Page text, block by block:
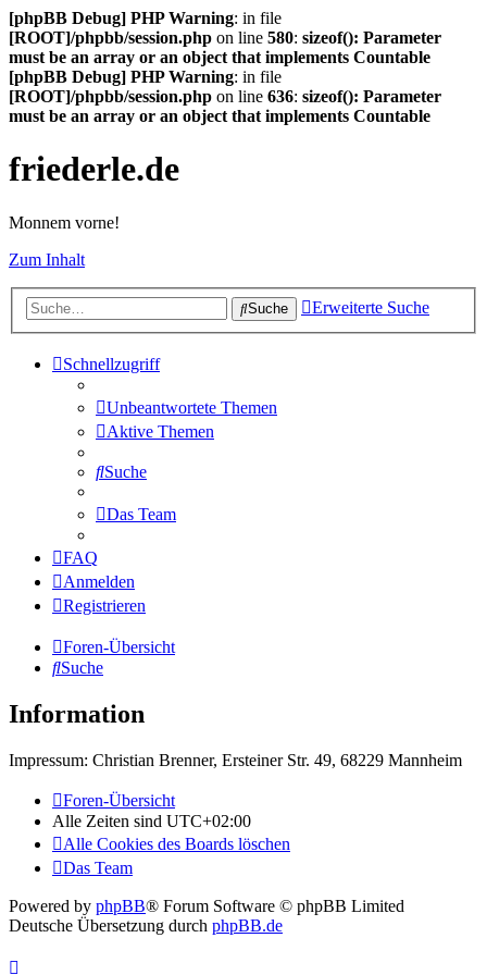
[phpBB Debug] PHP Warning: in file
[ROOT]/phpbb/session.php on line 580: sizeof(): Parameter
must be an array or an object that implements Countable
[phpBB Debug] PHP Warning: in file
[ROOT]/phpbb/session.php on line 636: sizeof(): Parameter
must be an array or an object that implements Countable
friederle.de
Monnem vorne!
Zum Inhalt
Suche Erweiterte Suche
Schnellzugriff
Unbeantwortete Themen
Aktive Themen
Suche
Das Team
FAQ
Anmelden
Registrieren
Foren-Übersicht
Suche
Information
Impressum: Christian Brenner, Ersteiner Str. 49, 68229 Mannheim
Foren-Übersicht
Alle Zeiten sind UTC+02:00
Alle Cookies des Boards löschen
Das Team
Powered by phpBB® Forum Software © phpBB Limited
Deutsche Übersetzung durch phpBB.de